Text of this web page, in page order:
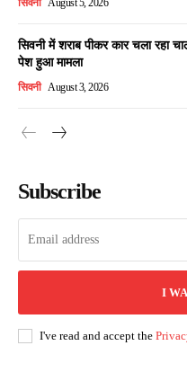
सिवनी August 5, 2026
सिवनी में शराब पीकर कार चला रहा
पेश हुआ मामला
सिवनी August 3, 2026
Subscribe
I
I've read and accept the